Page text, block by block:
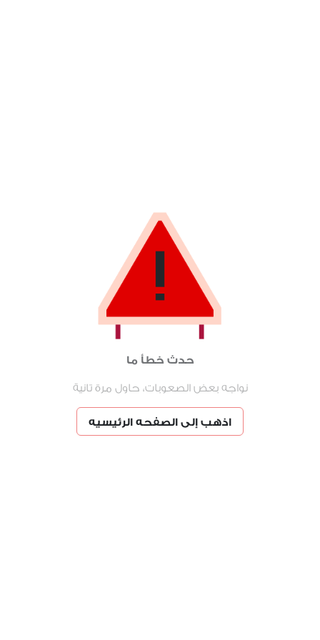
حدث خطأ ما
نواجه بعض الصعوبات، حاول مرة تانية
اذهب إلى الصفحه الرئيسيه